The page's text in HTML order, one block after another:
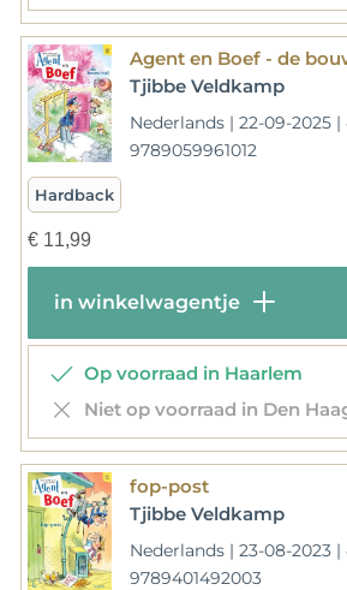
Agent en Boef - de
Tjibbe Veldkamp
Nederlands | 22-09-2025
9789059961012
Hardback
€11,99
in winkelwagentje
Op voorraad in Haarlem
Niet op voorraad in Den
fop-post
Tjibbe Veldkamp
Nederlands | 23-08-2023
9789401492003